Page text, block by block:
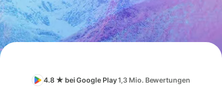
4.8 ★ bei Google Play1,3 Mio. Bewertungen